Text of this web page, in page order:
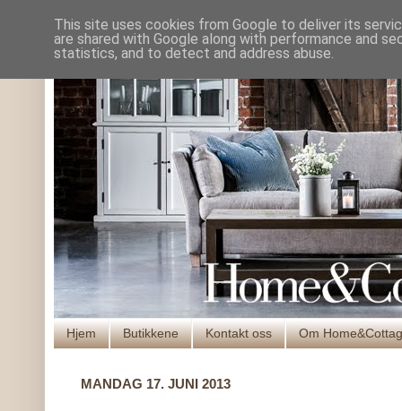
Hjem Butikkene Kontakt oss Om
MANDAG 17. JUNI 2013
This site uses cookies from Google to deliver its
are shared with Google along with performance and
statistics, and to detect and address abuse.